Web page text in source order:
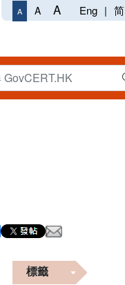
A A A Eng | 简
標籤